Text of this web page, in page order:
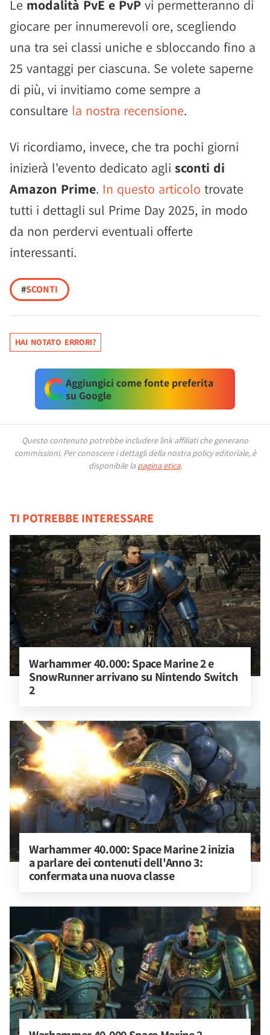
Le modalità PvE e PvP vi permetteranno di
giocare per innumerevoli ore, scegliendo
una tra sei classi uniche e sbloccando fino a
25 vantaggi per ciascuna. Se volete saperne
di più, vi invitiamo come sempre a
consultare la nostra recensione.
Vi ricordiamo, invece, che tra pochi giorni
inizierà l'evento dedicato agli sconti di
Amazon Prime. In questo articolo trovate
tutti i dettagli sul Prime Day 2025, in modo
da non perdervi eventuali offerte
interessanti.
#SCONTI
HAI NOTATO ERRORI?
Aggiungici come fonte preferita
su Google
Questo contenuto potrebbe includere link affiliati che generano
commissioni. Per conoscere i dettagli della nostra policy editoriale, è
disponibile la pagina etica.
TI POTREBBE INTERESSARE
Warhammer 40.000: Space Marine 2 e
SnowRunner arrivano su Nintendo Switch
2
Warhammer 40.000: Space Marine 2 inizia
a parlare dei contenuti dell'Anno 3:
confermata una nuova classe